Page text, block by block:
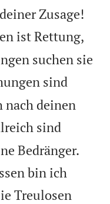
Zusage!
ist Rettung,
suchen sie
sind
nach deinen
sind
Bedränger.
bin ich
Treulosen